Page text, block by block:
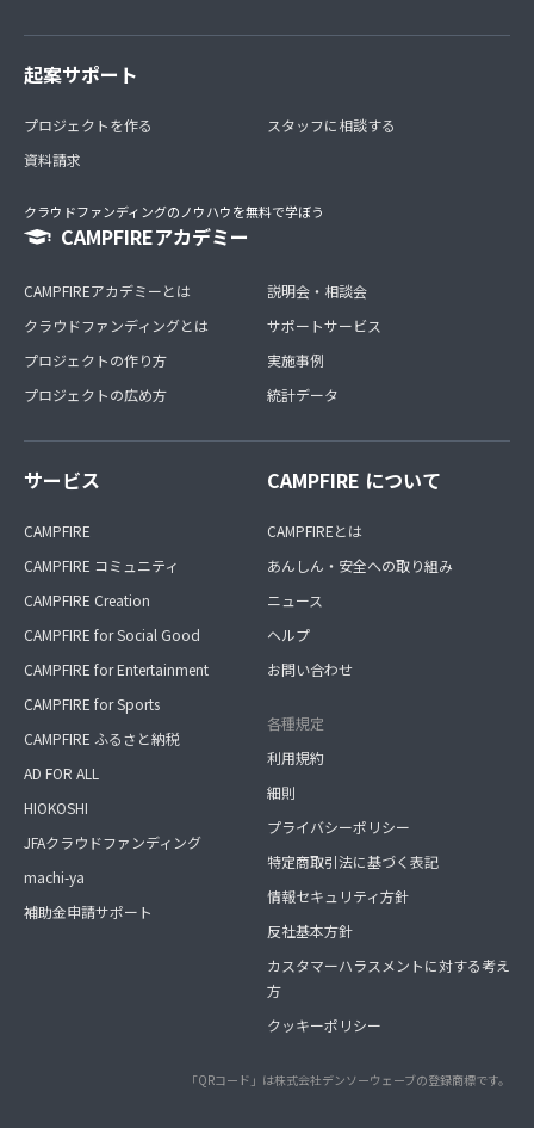
起案サポート
プロジェクトを作る
資料請求
スタッフに相談する
クラウドファンディングのノウハウを無料で学ぼう
CAMPFIREアカデミー
CAMPFIREアカデミーとは
クラウドファンディングとは
プロジェクトの作り方
プロジェクトの広め方
説明会・相談会
サポートサービス
実施事例
統計データ
サービス
CAMPFIRE
CAMPFIRE コミュニティ
CAMPFIRE Creation
CAMPFIRE for Social Good
CAMPFIRE for Entertainment
CAMPFIRE for Sports
CAMPFIRE ふるさと納税
AD FOR ALL
HIOKOSHI
JFAクラウドファンディング
machi-ya
補助金申請サポート
CAMPFIRE について
CAMPFIREとは
あんしん・安全への取り組み
ニュース
ヘルプ
お問い合わせ
各種規定
利用規約
細則
プライバシーポリシー
特定商取引法に基づく表記
情報セキュリティ方針
反社基本方針
カスタマーハラスメントに対する考え
方
クッキーポリシー
「QRコード」は株式会社デンソーウェーブの登録商標です。